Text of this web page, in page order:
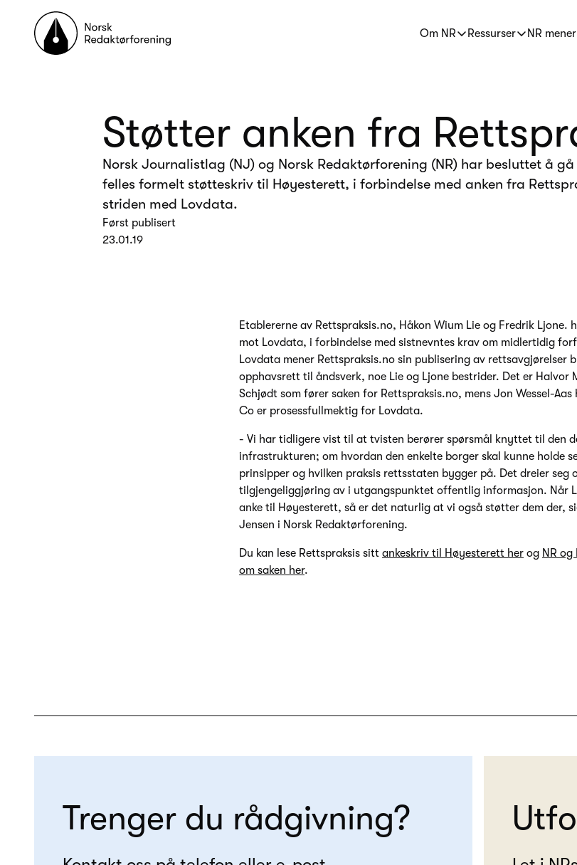
Til forsiden
Om NR
Ressurser NR mener
Støtter anken fra
Norsk Journalistlag (NJ) og Norsk Redaktørforening (NR) har besluttet å
felles formelt støtteskriv til Høyesterett, i forbindelse med anken fra
striden med Lovdata.
Først publisert
23.01.19
Etablererne av Rettspraksis.no, Håkon Wium Lie og Fredrik
mot Lovdata, i forbindelse med sistnevntes krav om midlertidig
Lovdata mener Rettspraksis.no sin publisering av rettsavgjørelser
opphavsrett til åndsverk, noe Lie og Ljone bestrider. Det er Halvor
Schjødt som fører saken for Rettspraksis.no, mens Jon Wessel-
Co er prosessfullmektig for Lovdata.
- Vi har tidligere vist til at tvisten berører spørsmål knyttet til den
infrastrukturen; om hvordan den enkelte borger skal kunne holde
prinsipper og hvilken praksis rettsstaten bygger på. Det dreier seg
tilgjengeliggjøring av i utgangspunktet offentlig informasjon. Når
anke til Høyesterett, så er det naturlig at vi også støtter dem der,
Jensen i Norsk Redaktørforening.
Du kan lese Rettspraksis sitt ankeskriv til Høyesterett her og NR
om saken her.
Trenger du rådgivning?